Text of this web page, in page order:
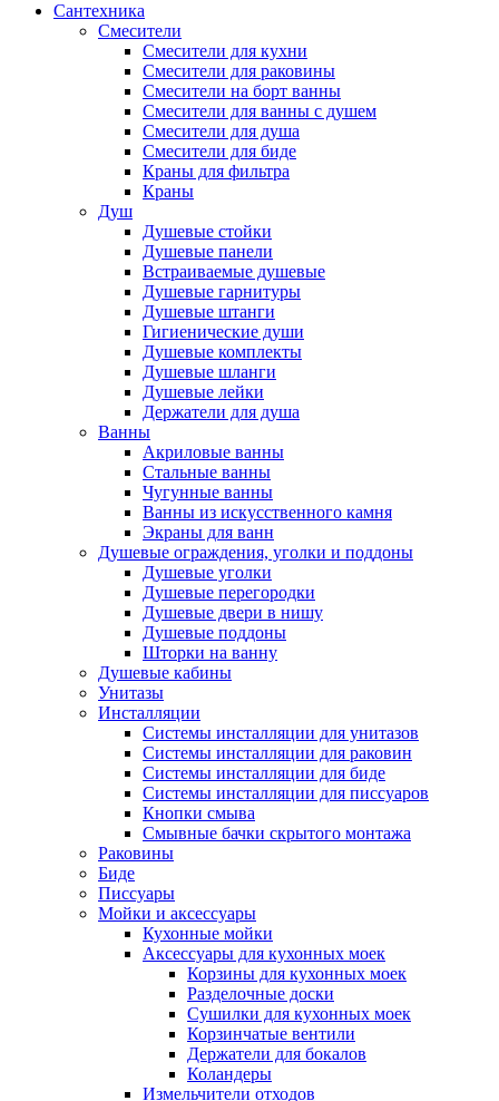
Сантехника
Смесители
Смесители для кухни
Смесители для раковины
Смесители на борт ванны
Смесители для ванны с душем
Смесители для душа
Смесители для биде
Краны для фильтра
Краны
Душ
Душевые стойки
Душевые панели
Встраиваемые душевые
Душевые гарнитуры
Душевые штанги
Гигиенические души
Душевые комплекты
Душевые шланги
Душевые лейки
Держатели для душа
Ванны
Акриловые ванны
Стальные ванны
Чугунные ванны
Ванны из искусственного камня
Экраны для ванн
Душевые ограждения, уголки и поддоны
Душевые уголки
Душевые перегородки
Душевые двери в нишу
Душевые поддоны
Шторки на ванну
Душевые кабины
Унитазы
Инсталляции
Системы инсталляции для унитазов
Системы инсталляции для раковин
Системы инсталляции для биде
Системы инсталляции для писсуаров
Кнопки смыва
Смывные бачки скрытого монтажа
Раковины
Биде
Писсуары
Мойки и аксессуары
Кухонные мойки
Аксессуары для кухонных моек
Корзины для кухонных моек
Разделочные доски
Сушилки для кухонных моек
Корзинчатые вентили
Держатели для бокалов
Коландеры
Измельчители отходов